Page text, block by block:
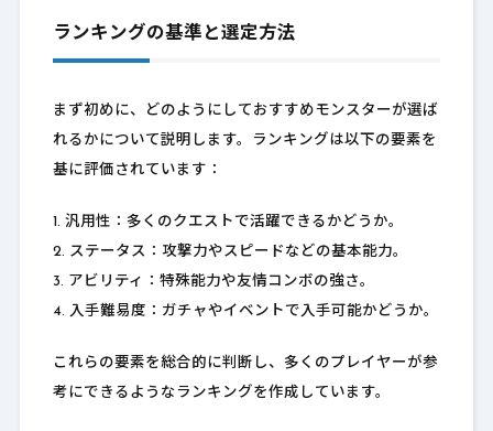
ランキングの基準と選定方法
まず初めに、どのようにしておすすめモンスターが選ば
れるかについて説明します。ランキングは以下の要素を
基に評価されています：
1. 汎用性：多くのクエストで活躍できるかどうか。
2. ステータス：攻撃力やスピードなどの基本能力。
3. アビリティ：特殊能力や友情コンボの強さ。
4. 入手難易度：ガチャやイベントで入手可能かどうか。
これらの要素を総合的に判断し、多くのプレイヤーが参
考にできるようなランキングを作成しています。